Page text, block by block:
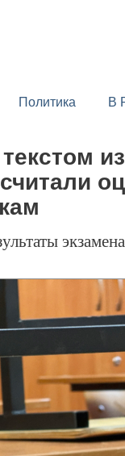
Политика В